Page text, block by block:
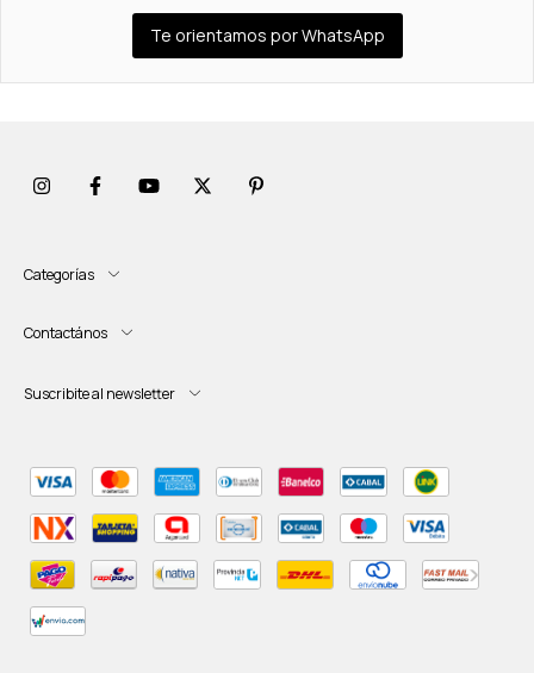
Te orientamos por WhatsApp
Categorías
Contactános
Suscribite al newsletter